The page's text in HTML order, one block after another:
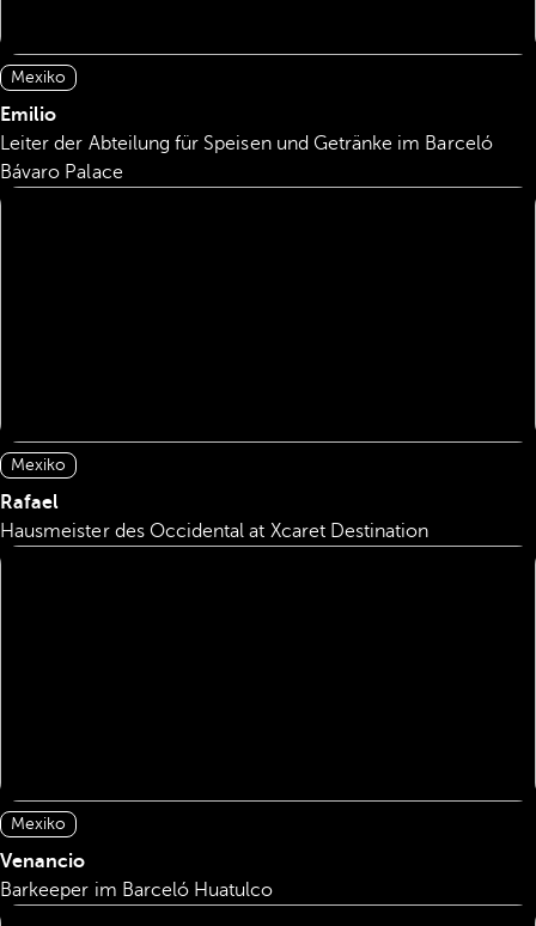
Mexiko
Emilio
Leiter der Abteilung für Speisen und Getränke im Barceló
Bávaro Palace
Mexiko
Rafael
Hausmeister des Occidental at Xcaret Destination
Mexiko
Venancio
Barkeeper im Barceló Huatulco